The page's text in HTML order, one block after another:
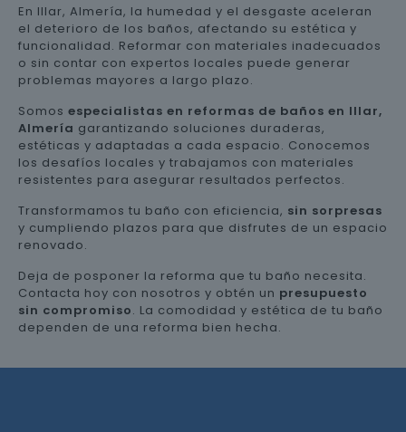
En Illar, Almería, la humedad y el desgaste aceleran
el deterioro de los baños, afectando su estética y
funcionalidad. Reformar con materiales inadecuados
o sin contar con expertos locales puede generar
problemas mayores a largo plazo.
Somos especialistas en reformas de baños en Illar,
Almería garantizando soluciones duraderas,
estéticas y adaptadas a cada espacio. Conocemos
los desafíos locales y trabajamos con materiales
resistentes para asegurar resultados perfectos.
Transformamos tu baño con eficiencia, sin sorpresas
y cumpliendo plazos para que disfrutes de un espacio
renovado.
Deja de posponer la reforma que tu baño necesita.
Contacta hoy con nosotros y obtén un presupuesto
sin compromiso. La comodidad y estética de tu baño
dependen de una reforma bien hecha.